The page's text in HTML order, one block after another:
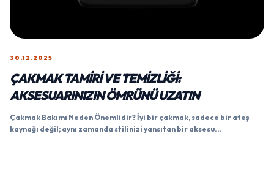
30.12.2025
ÇAKMAK TAMIRI VE TEMIZLIĞI:
AKSESUARINIZIN ÖMRÜNÜ UZATIN
Çakmak Bakımı Neden Önemlidir? İyi bir çakmak, sadece bir ateş
kaynağı değil; aynı zamanda stilinizi yansıtan bir aksesu...